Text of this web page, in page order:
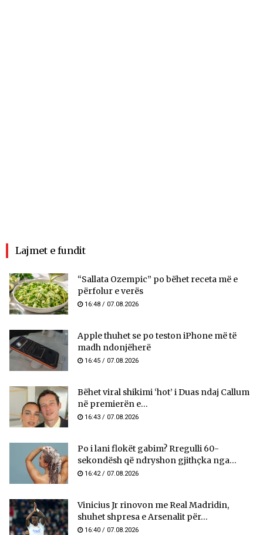
Lajmet e fundit
“Sallata Ozempic” po bëhet receta më e
përfolur e verës
16:48 / 07.08.2026
Apple thuhet se po teston iPhone më të
madh ndonjëherë
16:45 / 07.08.2026
Bëhet viral shikimi ‘hot’ i Duas ndaj Callum
në premierën e...
16:43 / 07.08.2026
Po i lani flokët gabim? Rregulli 60-
sekondësh që ndryshon gjithçka nga...
16:42 / 07.08.2026
Vinicius Jr rinovon me Real Madridin,
shuhet shpresa e Arsenalit për...
16:40 / 07.08.2026